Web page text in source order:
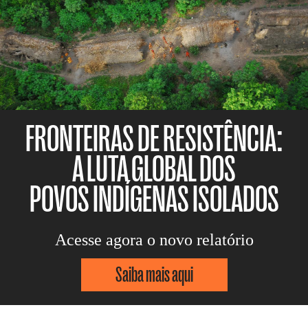
FRONTEIRAS DE RESISTÊNCIA:
A LUTA GLOBAL DOS
POVOS INDÍGENAS ISOLADOS
Acesse agora o novo relatório
Saiba mais aqui